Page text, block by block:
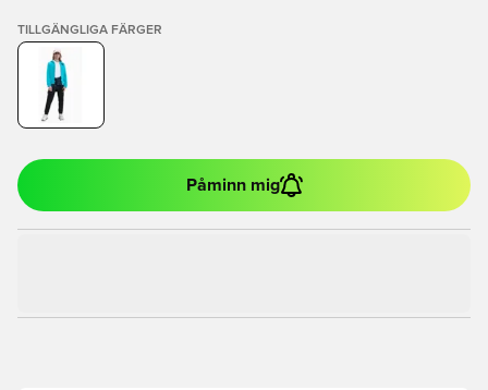
TILLGÄNGLIGA FÄRGER
Påminn mig